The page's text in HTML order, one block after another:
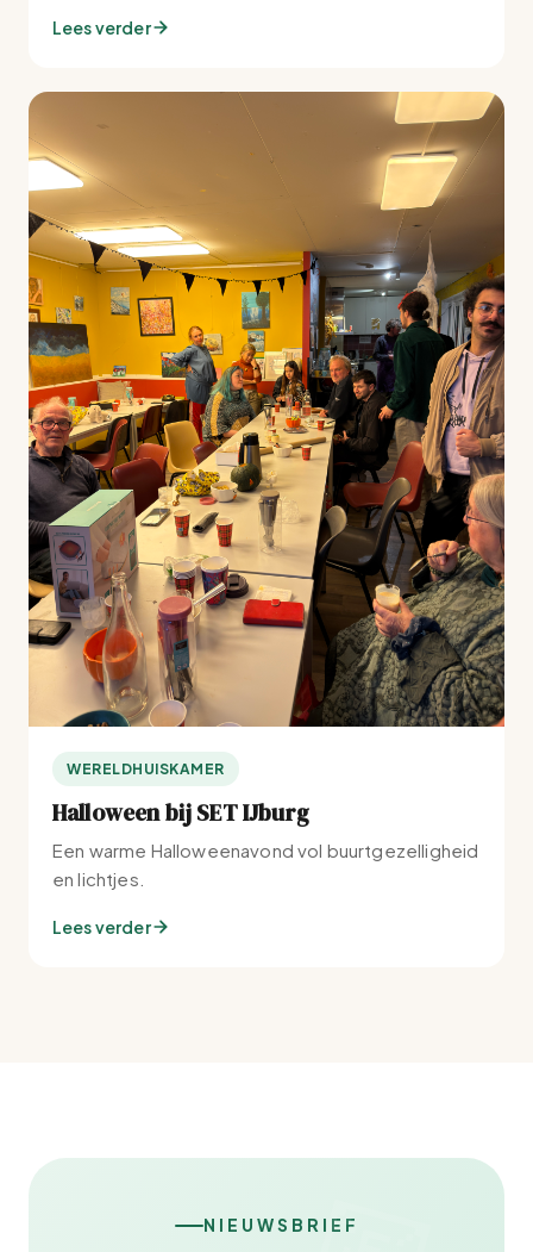
Lees verder
WERELDHUISKAMER
Halloween bij SET IJburg
Een warme Halloweenavond vol buurtgezelligheid
en lichtjes.
Lees verder
NIEUWSBRIEF